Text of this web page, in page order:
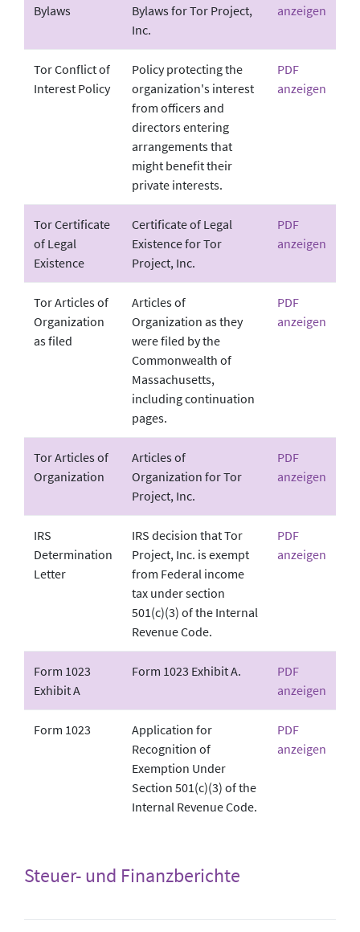
Bylaws
Bylaws for Tor Project,
Inc.
anzeigen
Tor Conflict of
Interest Policy
Policy protecting the
organization's interest
from officers and
directors entering
arrangements that
might benefit their
private interests.
PDF
anzeigen
Tor Certificate
of Legal
Existence
Certificate of Legal
Existence for Tor
Project, Inc.
PDF
anzeigen
Tor Articles of
Organization
as filed
Articles of
Organization as they
were filed by the
Commonwealth of
Massachusetts,
including continuation
pages.
PDF
anzeigen
Tor Articles of
Organization
Articles of
Organization for Tor
Project, Inc.
PDF
anzeigen
IRS
Determination
Letter
IRS decision that Tor
Project, Inc. is exempt
from Federal income
tax under section
501(c)(3) of the Internal
Revenue Code.
PDF
anzeigen
Form 1023
Exhibit A
Form 1023 Exhibit A.
PDF
anzeigen
Form 1023
Application for
Recognition of
Exemption Under
Section 501(c)(3) of the
Internal Revenue Code.
PDF
anzeigen
Steuer- und Finanzberichte